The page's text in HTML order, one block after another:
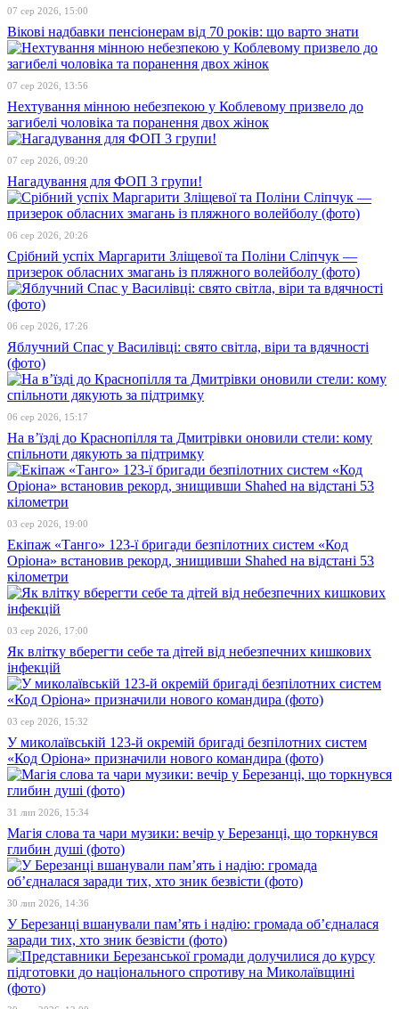
07 сер 2026, 15:00
Вікові надбавки пенсіонерам від 70 років: що варто знати
07 сер 2026, 13:56
Нехтування мінною небезпекою у Коблевому призвело до
загибелі чоловіка та поранення двох жінок
07 сер 2026, 09:20
Нагадування для ФОП 3 групи!
06 сер 2026, 20:26
Срібний успіх Маргарити Зліщевої та Поліни Сліпчук —
призерок обласних змагань із пляжного волейболу (фото)
06 сер 2026, 17:26
Яблучний Спас у Василівці: свято світла, віри та вдячності
(фото)
06 сер 2026, 15:17
На в’їзді до Краснопілля та Дмитрівки оновили стели: кому
спільноти дякують за підтримку
03 сер 2026, 19:00
Екіпаж «Танго» 123-ї бригади безпілотних систем «Код
Оріона» встановив рекорд, знищивши Shahed на відстані 53
кілометри
03 сер 2026, 17:00
Як влітку вберегти себе та дітей від небезпечних кишкових
інфекцій
03 сер 2026, 15:32
У миколаївській 123-й окремій бригаді безпілотних систем
«Код Оріона» призначили нового командира (фото)
31 лип 2026, 15:34
Магія слова та чари музики: вечір у Березанці, що торкнувся
глибин душі (фото)
30 лип 2026, 14:36
У Березанці вшанували пам’ять і надію: громада об’єдналася
заради тих, хто зник безвісти (фото)